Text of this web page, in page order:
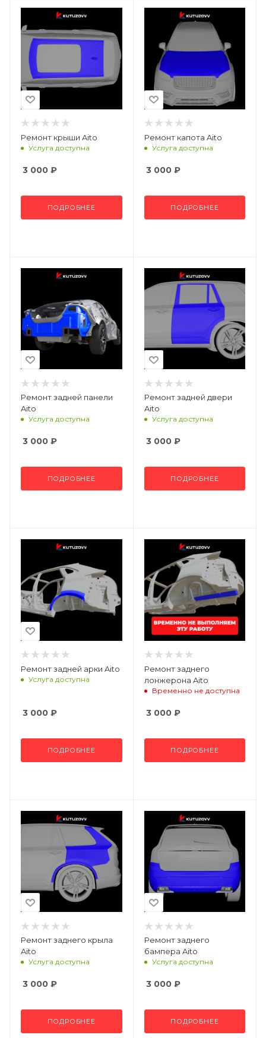
Ремонт крыши Aito
Услуга доступна
3 000 ₽
ПОДРОБНЕЕ
Ремонт капота Aito
Услуга доступна
3 000₽
ПОДРОБНЕЕ
Ремонт задней панели
Aito
Услуга доступна
3 000 ₽
ПОДРОБНЕЕ
Ремонт задней двери
Aito
Услуга доступна
3 000₽
ПОДРОБНЕЕ
Ремонт задней арки Aito
Услуга доступна
3 000 ₽
ПОДРОБНЕЕ
Ремонт заднего
лонжерона Aito
Временно не доступна
3 000₽
ПОДРОБНЕЕ
Ремонт заднего крыла
Aito
Услуга доступна
3 000 ₽
ПОДРОБНЕЕ
Ремонт заднего
бампера Aito
Услуга доступна
3 000₽
ПОДРОБНЕЕ